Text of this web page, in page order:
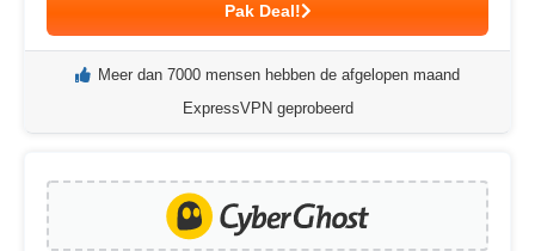
Pak Deal!
Meer dan 7000 mensen hebben de afgelopen maand
ExpressVPN geprobeerd